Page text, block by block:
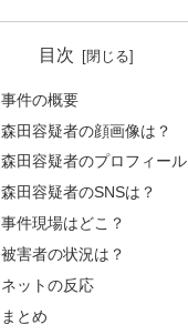
目次
事件の概要
森田容疑者の顔画像は？
森田容疑者のプロフィール
森田容疑者のSNSは？
事件現場はどこ？
被害者の状況は？
ネットの反応
まとめ